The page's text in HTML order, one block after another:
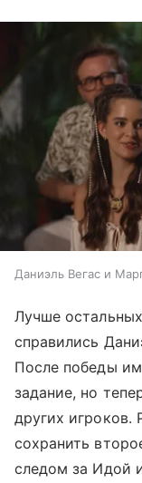
Даниэль Вегас и
Лучше
справились
После победы
задание, но
других игроков.
сохранить
следом за Идой